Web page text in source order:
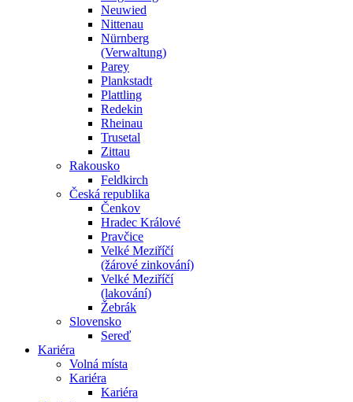
Neuwied
Nittenau
Nürnberg
(Verwaltung)
Parey
Plankstadt
Plattling
Redekin
Rheinau
Trusetal
Zittau
Rakousko
Feldkirch
Česká republika
Čenkov
Hradec Králové
Pravčice
Velké Meziříčí
(žárové zinkování)
Velké Meziříčí
(lakování)
Žebrák
Slovensko
Sereď
Kariéra
Volná místa
Kariéra
Kariéra